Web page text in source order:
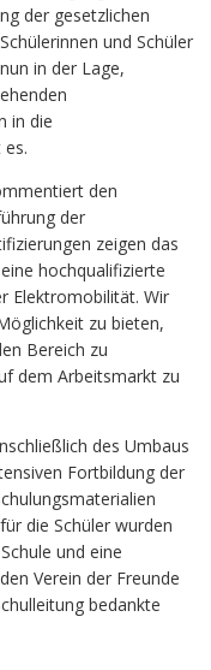
der gesetzlichen
und Schüler
in der Lage,
in die
den
der
zeigen das
hochqualifizierte
Elektromobilität. Wir
zu bieten,
Bereich zu
dem Arbeitsmarkt zu
des Umbaus
Fortbildung der
die Schüler wurden
und eine
Verein der Freunde
bedankte